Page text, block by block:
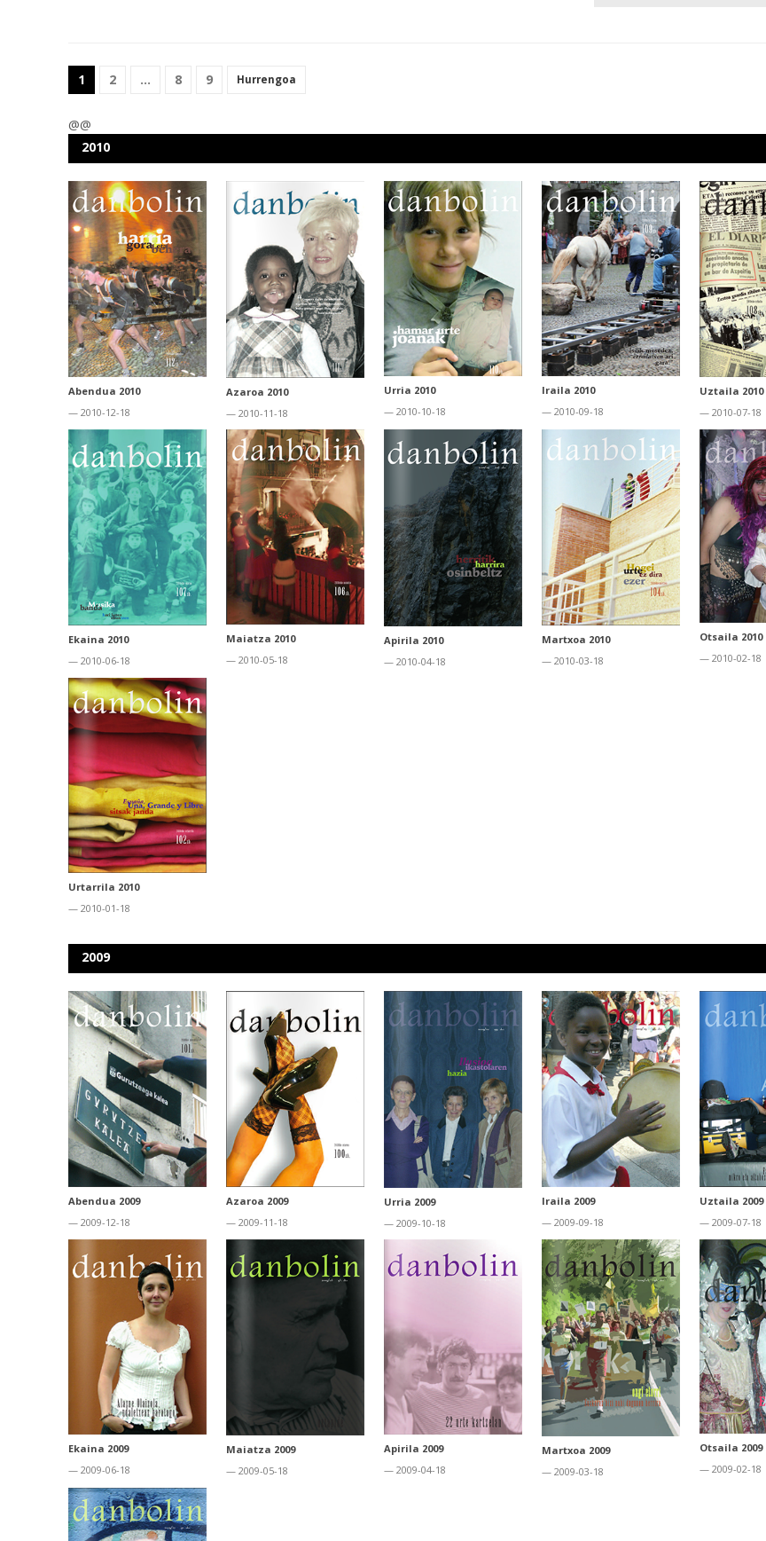
1 2 … 8 9 Hurrengoa
@@
2010
Abendua 2010
— 2010-12-18
Azaroa 2010
— 2010-11-18
Urria 2010
— 2010-10-18
Iraila 2010
— 2010-09-18
Uztaila 2010
— 2010-07-18
Ekaina 2010
— 2010-06-18
Maiatza 2010
— 2010-05-18
Apirila 2010
— 2010-04-18
Martxoa 2010
— 2010-03-18
Otsaila 2010
— 2010-02-18
Urtarrila 2010
— 2010-01-18
2009
Abendua 2009
— 2009-12-18
Azaroa 2009
— 2009-11-18
Urria 2009
— 2009-10-18
Iraila 2009
— 2009-09-18
Uztaila 2009
— 2009-07-18
Ekaina 2009
— 2009-06-18
Maiatza 2009
— 2009-05-18
Apirila 2009
— 2009-04-18
Martxoa 2009
— 2009-03-18
Otsaila 2009
— 2009-02-18